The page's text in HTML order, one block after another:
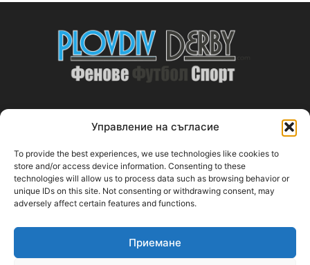
Управление на съгласие
To provide the best experiences, we use technologies like cookies to
store and/or access device information. Consenting to these
technologies will allow us to process data such as browsing behavior or
unique IDs on this site. Not consenting or withdrawing consent, may
adversely affect certain features and functions.
Приемане
ABOUT US
PlovdivDerby.com е първата пловдивска изцяло футболна
медия!
Свържи се с нас:plovdivderby.com@gmail.com
FOLLOW US